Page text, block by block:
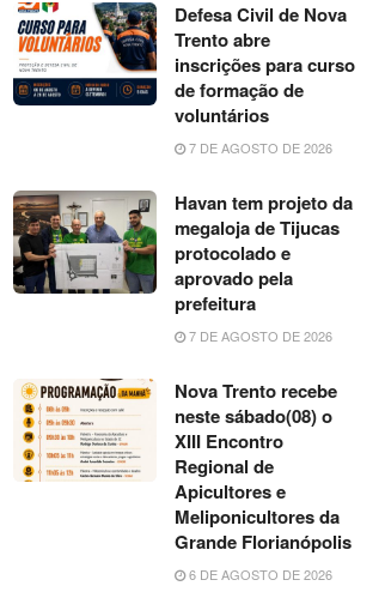
Defesa Civil de Nova
Trento abre
inscrições para curso
de formação de
voluntários
7 DE AGOSTO DE 2026
Havan tem projeto da
megaloja de Tijucas
protocolado e
aprovado pela
prefeitura
7 DE AGOSTO DE 2026
Nova Trento recebe
neste sábado(08) o
XIII Encontro
Regional de
Apicultores e
Meliponicultores da
Grande Florianópolis
6 DE AGOSTO DE 2026